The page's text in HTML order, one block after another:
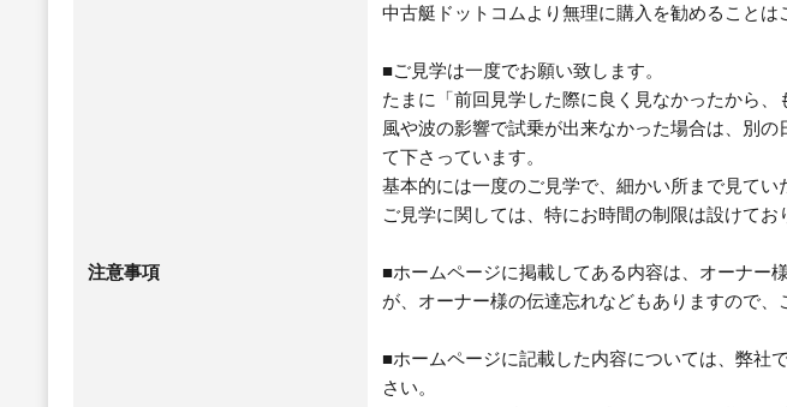
注意事項
中古艇ドットコムより無理に購入を勧めることは
■ご見学は一度でお願い致します。
たまに「前回見学した際に良く見なかったから、
風や波の影響で試乗が出来なかった場合は、別
て下さっています。
基本的には一度のご見学で、細かい所まで見てい
ご見学に関しては、特にお時間の制限は設けてお
■ホームページに掲載してある内容は、オーナー
が、オーナー様の伝達忘れなどもありますので、
■ホームページに記載した内容については、弊社
さい。